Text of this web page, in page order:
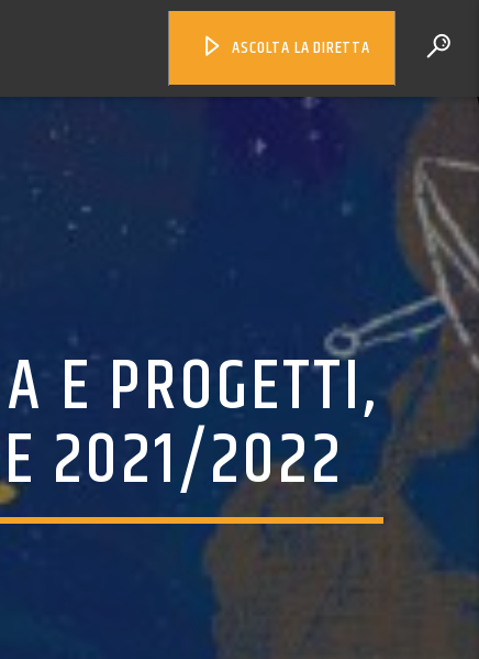
ASCOLTA LA DIRETTA
E PROGETTI,
2021/2022